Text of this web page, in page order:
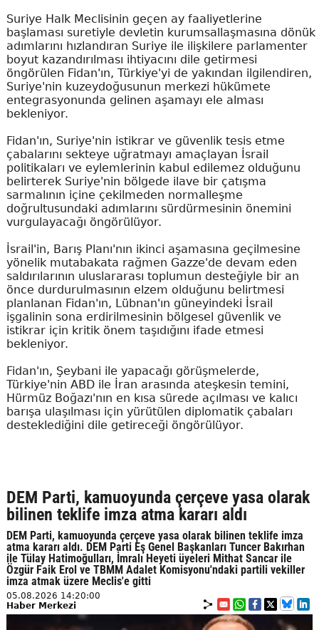
Suriye Halk Meclisinin geçen ay faaliyetlerine
başlaması suretiyle devletin kurumsallaşmasına dönük
adımlarını hızlandıran Suriye ile ilişkilere parlamenter
boyut kazandırılması ihtiyacını dile getirmesi
öngörülen Fidan'ın, Türkiye'yi de yakından ilgilendiren,
Suriye'nin kuzeydoğusunun merkezi hükümete
entegrasyonunda gelinen aşamayı ele alması
bekleniyor.
Fidan'ın, Suriye'nin istikrar ve güvenlik tesis etme
çabalarını sekteye uğratmayı amaçlayan İsrail
politikaları ve eylemlerinin kabul edilemez olduğunu
belirterek Suriye'nin bölgede ilave bir çatışma
sarmalının içine çekilmeden normalleşme
doğrultusundaki adımlarını sürdürmesinin önemini
vurgulayacağı öngörülüyor.
İsrail'in, Barış Planı'nın ikinci aşamasına geçilmesine
yönelik mutabakata rağmen Gazze'de devam eden
saldırılarının uluslararası toplumun desteğiyle bir an
önce durdurulmasının elzem olduğunu belirtmesi
planlanan Fidan'ın, Lübnan'ın güneyindeki İsrail
işgalinin sona erdirilmesinin bölgesel güvenlik ve
istikrar için kritik önem taşıdığını ifade etmesi
bekleniyor.
Fidan'ın, Şeybani ile yapacağı görüşmelerde,
Türkiye'nin ABD ile İran arasında ateşkesin temini,
Hürmüz Boğazı'nın en kısa sürede açılması ve kalıcı
barışa ulaşılması için yürütülen diplomatik çabaları
desteklediğini dile getireceği öngörülüyor.
DEM Parti, kamuoyunda çerçeve yasa olarak
bilinen teklife imza atma kararı aldı
DEM Parti, kamuoyunda çerçeve yasa olarak bilinen teklife imza
atma kararı aldı. DEM Parti Eş Genel Başkanları Tuncer Bakırhan
ile Tülay Hatimoğulları, İmralı Heyeti üyeleri Mithat Sancar ile
Özgür Faik Erol ve TBMM Adalet Komisyonu'ndaki partili vekiller
imza atmak üzere Meclis'e gitti
05.08.2026 14:20:00
Haber Merkezi